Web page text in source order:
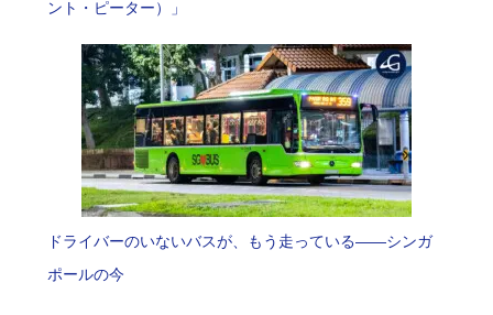
ント・ピーター）」
ドライバーのいないバスが、もう走っている――シンガ
ポールの今